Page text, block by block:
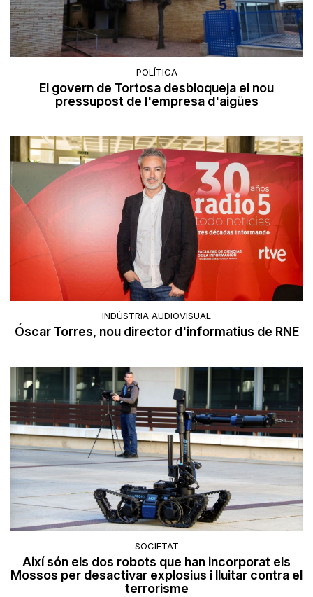
POLÍTICA
El govern de Tortosa desbloqueja el nou
pressupost de l'empresa d'aigües
INDÚSTRIA AUDIOVISUAL
Óscar Torres, nou director d'informatius de RNE
SOCIETAT
Així són els dos robots que han incorporat els
Mossos per desactivar explosius i lluitar contra el
terrorisme